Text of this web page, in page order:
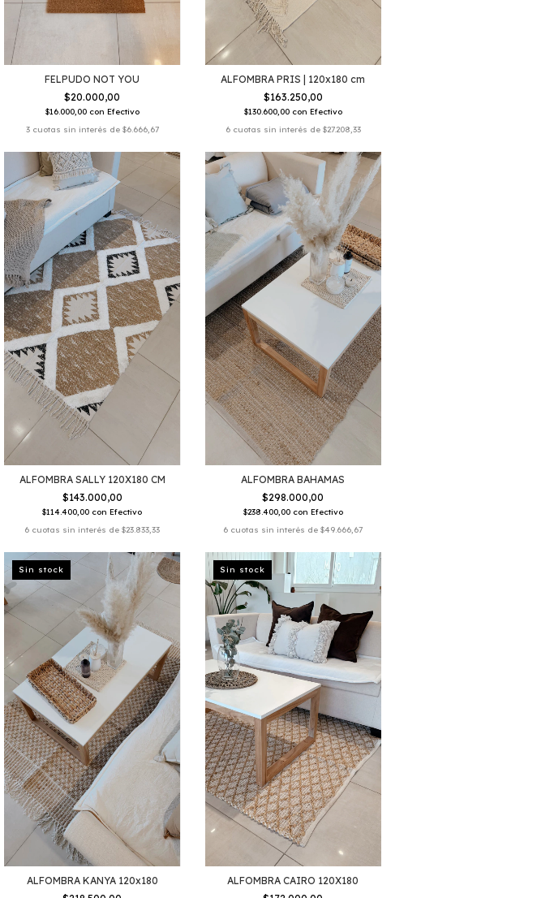
FELPUDO NOT YOU
$20.000,00
$16.000,00 con Efectivo
3 cuotas sin interés de $6.666,67
ALFOMBRA PRIS | 120x180 cm
$163.250,00
$130.600,00 con Efectivo
6 cuotas sin interés de $27.208,33
ALFOMBRA SALLY 120X180 CM
$143.000,00
$114.400,00 con Efectivo
6 cuotas sin interés de$23.833,33
ALFOMBRA BAHAMAS
$298.000,00
$238.400,00 con Efectivo
6 cuotas sin interés de$49.666,67
Sin stock
ALFOMBRA KANYA 120x180
Sin stock
ALFOMBRA CAIRO 120X180